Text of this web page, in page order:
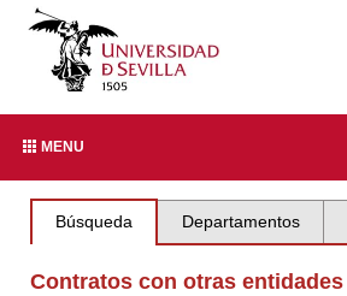
MENU
Búsqueda Departamentos
Contratos con otras entidades